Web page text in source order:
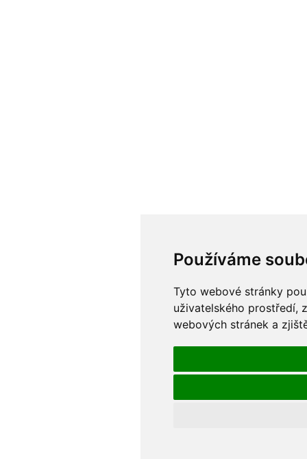
Používáme
Tyto webové stránky
uživatelského prostředí,
webových stránek a